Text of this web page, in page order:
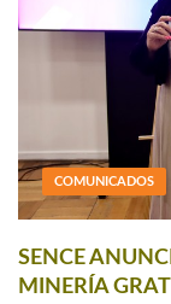
COMUNICADOS
SENCE
MINERÍA